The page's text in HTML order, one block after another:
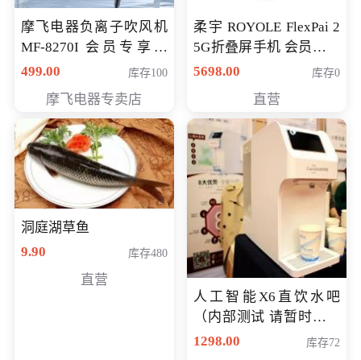
摩飞电器负离子吹风机
MF-8270I 会员专享价
369元
499.00 库存100
摩飞电器专卖店
柔宇 ROYOLE FlexPai 2
5G折叠屏手机 会员专享
购买价格 4998元
5698.00 库存0
直营
洞庭湖草鱼
9.90
库存480
直营
人工智能X6直饮水吧
（内部测试 请暂时不要
购买）
1298.00 库存72